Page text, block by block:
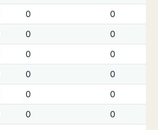
0
0
0
0
0
0
0
0
0
0
0
0